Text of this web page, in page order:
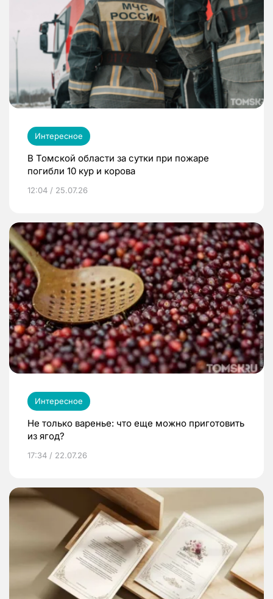
Интересное
В Томской области за сутки при пожаре
погибли 10 кур и корова
12:04 / 25.07.26
Интересное
Не только варенье: что еще можно приготовить
из ягод?
17:34 / 22.07.26